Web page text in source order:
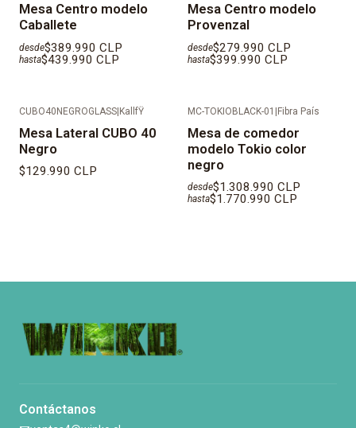
Mesa Centro modelo
Caballete
desde$389.990 CLP
hasta$439.990 CLP
Mesa Centro modelo
Provenzal
desde$279.990 CLP
hasta$399.990 CLP
CUBO40NEGROGLASS|KallfŸ
Mesa Lateral CUBO 40
Negro
$129.990 CLP
MC-TOKIOBLACK-01 |Fibra País
Mesa de comedor
modelo Tokio color
negro
desde$1.308.990 CLP
hasta$1.770.990 CLP
Contáctanos